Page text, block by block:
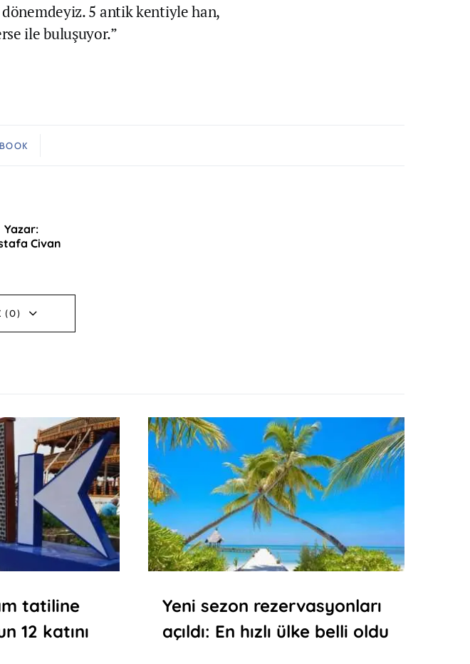
5 antik kentiyle han,
ile buluşuyor.”
Yazar:
Civan
(0)
tatiline
12 katını
Yeni sezon rezervasyonları
açıldı: En hızlı ülke belli oldu